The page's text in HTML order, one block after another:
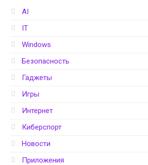
AI
IT
Windows
Безопасность
Гаджеты
Игры
Интернет
Киберспорт
Новости
Приложения